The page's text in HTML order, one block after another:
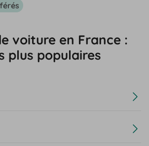
voiture en France :
plus populaires